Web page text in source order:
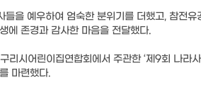
을 예우하여 엄숙한 분위기를 더했고, 참전유
에 존경과 감사한 마음을 전달했다.
시어린이집연합회에서 주관한 ‘제9회 나라
마련했다.